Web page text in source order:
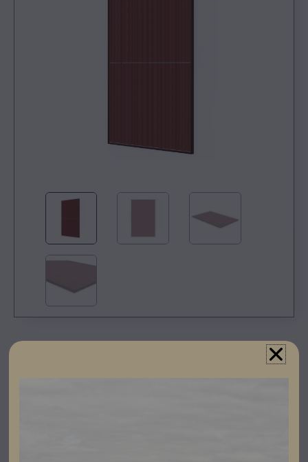
Registrera dig som partner för att se priser och kunna